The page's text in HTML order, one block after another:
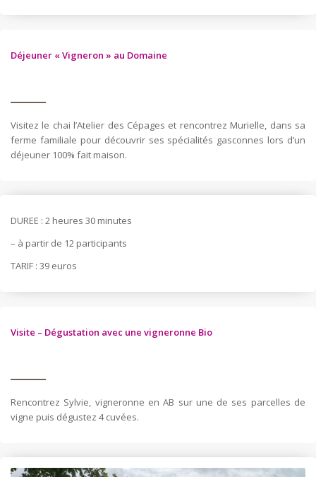
Déjeuner « Vigneron » au Domaine
Visitez le chai l’Atelier des Cépages et rencontrez Murielle, dans sa
ferme familiale pour découvrir ses spécialités gasconnes lors d’un
déjeuner 100% fait maison.
DUREE : 2 heures 30 minutes
– à partir de 12 participants
TARIF : 39 euros
Visite – Dégustation avec une vigneronne Bio
Rencontrez Sylvie, vigneronne en AB sur une de ses parcelles de
vigne puis dégustez 4 cuvées.